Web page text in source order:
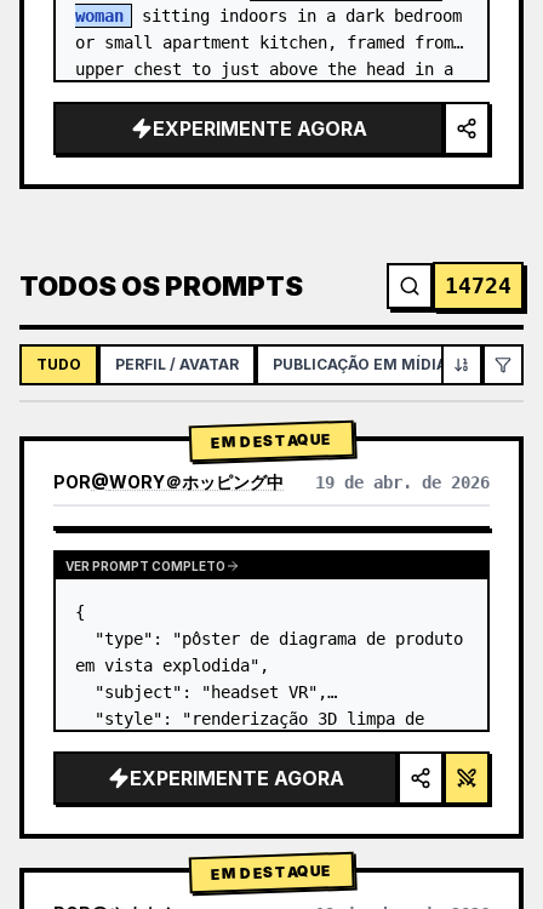
woman
sitting indoors in a dark bedroom
or small apartment kitchen, framed from
upper chest to just above the head in a
EXPERIMENTE AGORA
TODOS OS PROMPTS 14724
TUDO PERFIL / AVATAR PUBLICAÇÃO EM MÍDIAS SOCIAIS
EM DESTAQUE
POR@WORY＠ホッピング中 19 de abr. de 2026
VER PROMPT COMPLETO
{
  "type": "pôster de diagrama de produto
em vista explodida",
  "subject": "headset VR",
  "style": "renderização 3D limpa de
detalhes brilhantes",
  "background": "{argument
default=\"gradien…
EXPERIMENTE AGORA
EM DESTAQUE